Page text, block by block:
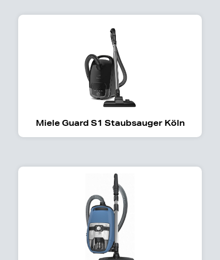
Miele Guard S1 Staubsauger Köln